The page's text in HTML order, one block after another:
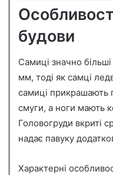
будови
Самиці значно
мм, тоді як самці
самиці прикрашають
смуги, а ноги мають
Головогруди вкриті
надає павуку
Характерні